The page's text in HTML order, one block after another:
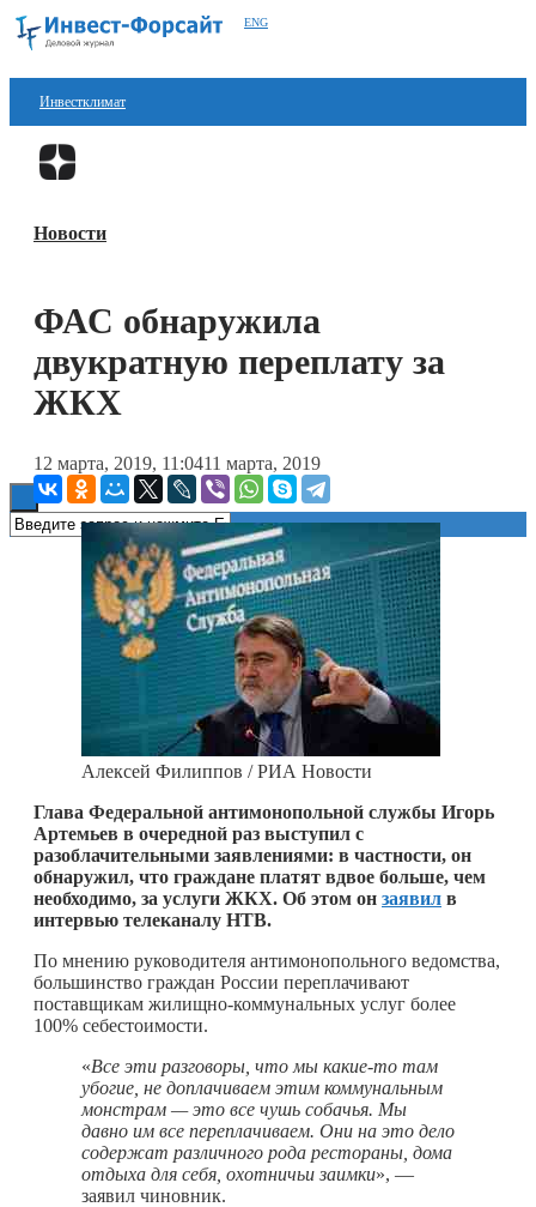
ENG
Инвестклимат
Финансы
Блокчейн
ESG
Новости
ФАС обнаружила
двукратную переплату за
ЖКХ
12 марта, 2019, 11:0411 марта, 2019
Алексей Филиппов / РИА Новости
Глава Федеральной антимонопольной службы Игорь
Артемьев в очередной раз выступил с
разоблачительными заявлениями: в частности, он
обнаружил, что граждане платят вдвое больше, чем
необходимо, за услуги ЖКХ. Об этом он заявил в
интервью телеканалу НТВ.
По мнению руководителя антимонопольного ведомства,
большинство граждан России переплачивают
поставщикам жилищно-коммунальных услуг более
100% себестоимости.
«Все эти разговоры, что мы какие-то там
убогие, не доплачиваем этим коммунальным
монстрам — это все чушь собачья. Мы
давно им все переплачиваем. Они на это дело
содержат различного рода рестораны, дома
отдыха для себя, охотничьи заимки», —
заявил чиновник.